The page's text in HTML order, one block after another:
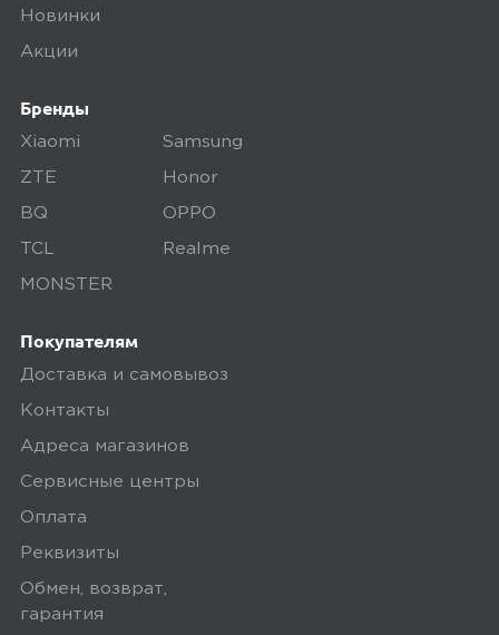
Новинки
Акции
Бренды
Xiaomi Samsung
ZTE Honor
BQ OPPO
TCL Realme
MONSTER
Покупателям
Доставка и самовывоз
Контакты
Адреса магазинов
Сервисные центры
Оплата
Реквизиты
Обмен, возврат,
гарантия